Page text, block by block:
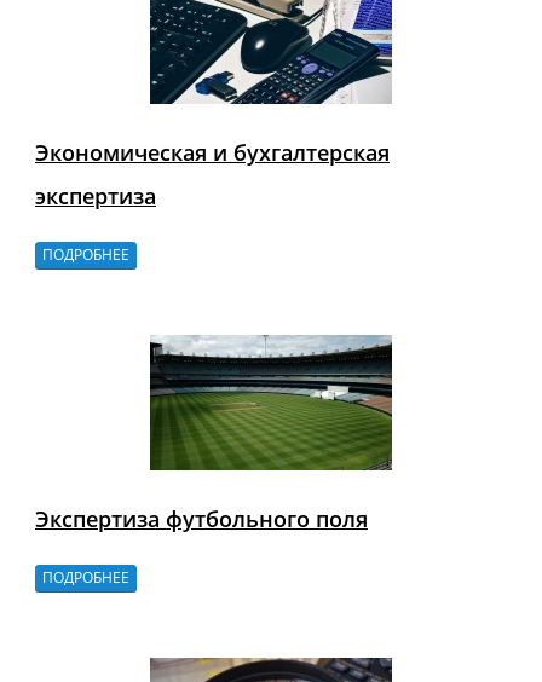
Экономическая и бухгалтерская
экспертиза
ПОДРОБНЕЕ
Экспертиза футбольного поля
ПОДРОБНЕЕ